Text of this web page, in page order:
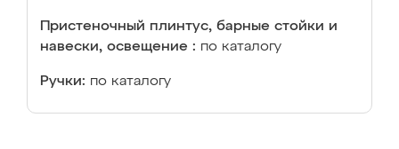
Пристеночный плинтус, барные стойки и
навески, освещение : по каталогу
Ручки: по каталогу